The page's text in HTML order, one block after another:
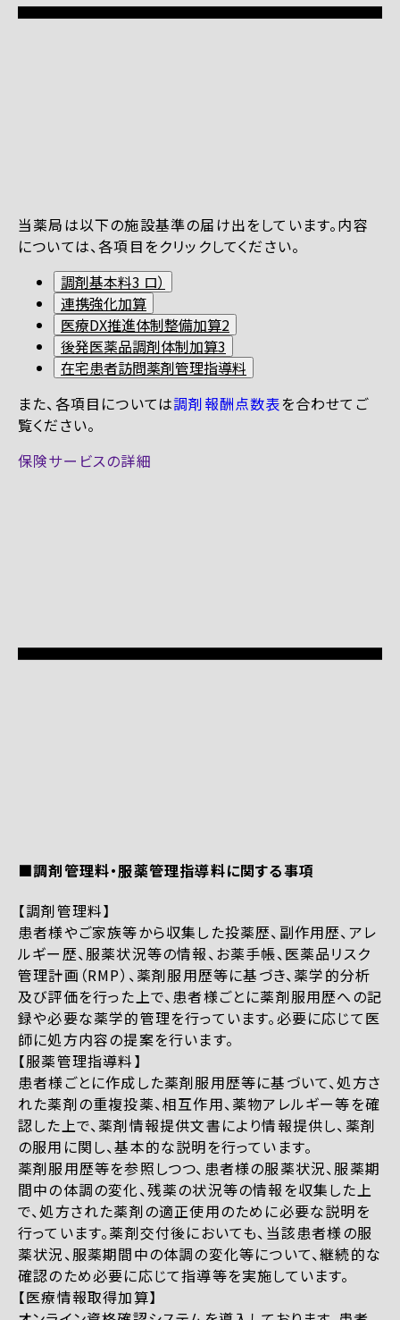
当薬局は以下の施設基準の届け出をしています。内容
については、各項目をクリックしてください。
調剤基本料3 ロ）
連携強化加算
医療DX推進体制整備加算2
後発医薬品調剤体制加算3
在宅患者訪問薬剤管理指導料
また、各項目については調剤報酬点数表を合わせてご
覧ください。
保険サービスの詳細
■調剤管理料・服薬管理指導料に関する事項
【調剤管理料】
患者様やご家族等から収集した投薬歴、副作用歴、アレ
ルギー歴、服薬状況等の情報、お薬手帳、医薬品リスク
管理計画（RMP）、薬剤服用歴等に基づき、薬学的分析
及び評価を行った上で、患者様ごとに薬剤服用歴への記
録や必要な薬学的管理を行っています。必要に応じて医
師に処方内容の提案を行います。
【服薬管理指導料】
患者様ごとに作成した薬剤服用歴等に基づいて、処方さ
れた薬剤の重複投薬、相互作用、薬物アレルギー等を確
認した上で、薬剤情報提供文書により情報提供し、薬剤
の服用に関し、基本的な説明を行っています。
薬剤服用歴等を参照しつつ、患者様の服薬状況、服薬期
間中の体調の変化、残薬の状況等の情報を収集した上
で、処方された薬剤の適正使用のために必要な説明を
行っています。薬剤交付後においても、当該患者様の服
薬状況、服薬期間中の体調の変化等について、継続的な
確認のため必要に応じて指導等を実施しています。
【医療情報取得加算】